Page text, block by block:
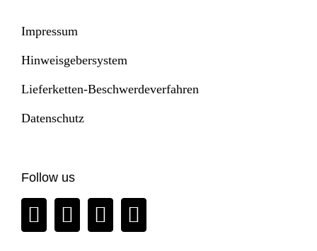
Impressum
Hinweisgebersystem
Lieferketten-Beschwerdeverfahren
Datenschutz
Follow us